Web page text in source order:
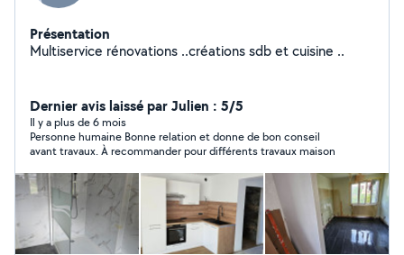
Présentation
Multiservice rénovations ..créations sdb et cuisine ..
Dernier avis laissé par Julien : 5/5
Il y a plus de 6 mois
Personne humaine Bonne relation et donne de bon conseil
avant travaux. À recommander pour différents travaux maison